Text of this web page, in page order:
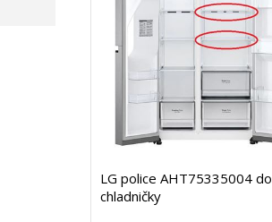
LG police AHT75335004 do
chladničky